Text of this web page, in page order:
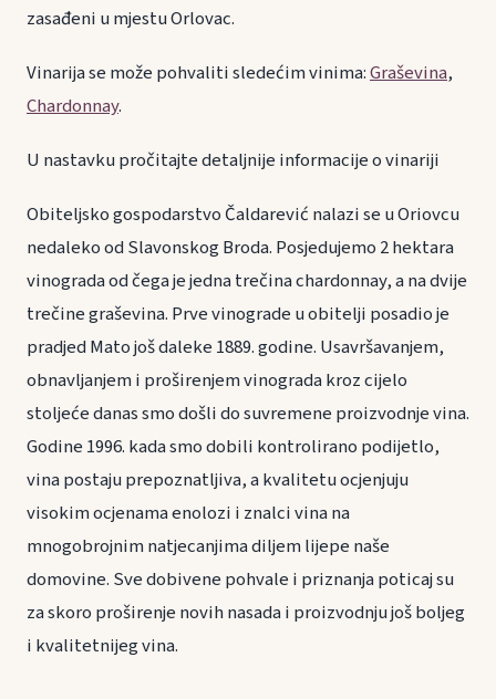
zasađeni u mjestu Orlovac.
Vinarija se može pohvaliti sledećim vinima:Graševina,
Chardonnay.
U nastavku pročitajte detaljnije informacije o vinariji
Obiteljsko gospodarstvo Čaldarević nalazi se u Oriovcu
nedaleko od Slavonskog Broda. Posjedujemo 2 hektara
vinograda od čega je jedna trečina chardonnay, a na dvije
trečine graševina. Prve vinograde u obitelji posadio je
pradjed Mato još daleke 1889. godine. Usavršavanjem,
obnavljanjem i proširenjem vinograda kroz cijelo
stoljeće danas smo došli do suvremene proizvodnje vina.
Godine 1996. kada smo dobili kontrolirano podijetlo,
vina postaju prepoznatljiva, a kvalitetu ocjenjuju
visokim ocjenama enolozi i znalci vina na
mnogobrojnim natjecanjima diljem lijepe naše
domovine. Sve dobivene pohvale i priznanja poticaj su
za skoro proširenje novih nasada i proizvodnju još boljeg
i kvalitetnijeg vina.